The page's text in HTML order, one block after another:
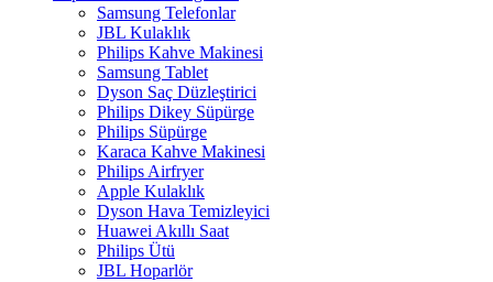
Samsung Telefonlar
JBL Kulaklık
Philips Kahve Makinesi
Samsung Tablet
Dyson Saç Düzleştirici
Philips Dikey Süpürge
Philips Süpürge
Karaca Kahve Makinesi
Philips Airfryer
Apple Kulaklık
Dyson Hava Temizleyici
Huawei Akıllı Saat
Philips Ütü
JBL Hoparlör